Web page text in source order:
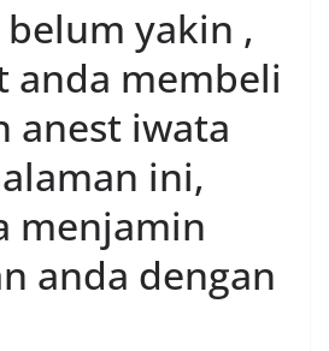
belum yakin ,
anda membeli
anest iwata
ini,
menjamin
anda dengan